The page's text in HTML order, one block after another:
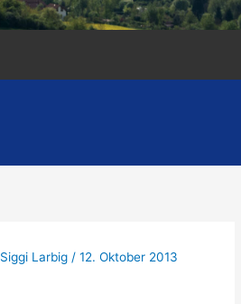
Siggi Larbig/12. Oktober 2013